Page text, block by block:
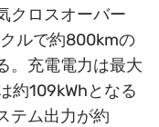
クロスオーバー
クルで約800kmの
。充電電力は最大
約109kWhとなる
テム出力が約